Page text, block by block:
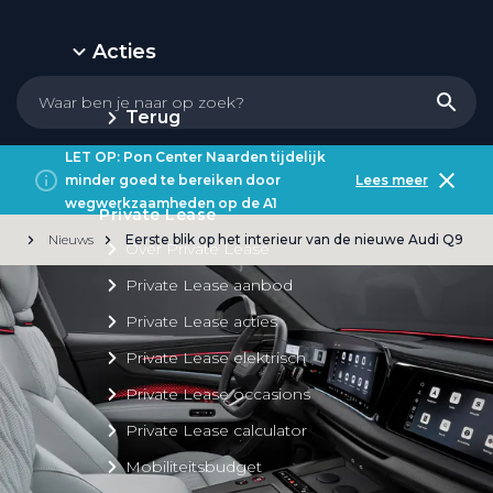
Acties
Terug
Private Lease
Over Private Lease
Private Lease aanbod
Private Lease acties
Private Lease elektrisch
Private Lease occasions
Private Lease calculator
Mobiliteitsbudget
LET OP: Pon Center Naarden tijdelijk
minder goed te bereiken door
wegwerkzaamheden op de A1
Lees meer
Nieuws Eerste blik op het interieur van de nieuwe Audi Q9